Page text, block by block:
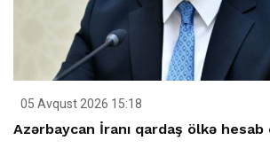
05 Avqust 2026 15:18
Azərbaycan İranı qardaş ölkə hesab